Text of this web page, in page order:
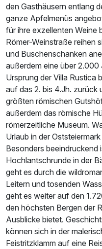
den Gasthäusern entlang
ganze Apfelmenüs
für ihre exzellenten Weine
Römer-Weinstraße reihen
und Buschenschanken
außerdem eine über
Ursprung der Villa Rustica
auf das 2. bis 4.Jh. zurück
größten römischen
außerdem das römische
römerzeitliche Museum.
Urlaub in der
Besonders beeindruckend
Hochlantschrunde in der
geht es durch die
Leitern und tosenden
geht es weiter auf den
den höchsten Bergen der
Ausblicke bietet.
können sich in der
Feistritzklamm auf eine